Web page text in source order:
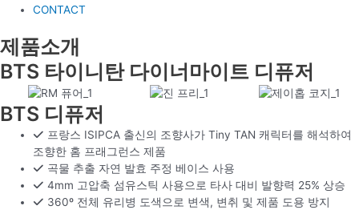
CONTACT
제품소개
BTS 타이니탄 다이너마이트 디퓨저
BTS 디퓨저
프랑스 ISIPCA 출신의 조향사가 Tiny TAN 캐릭터를 해석하여
조향한 홈 프래그런스 제품
곡물 추출 자연 발효 주정 베이스 사용
4mm 고압축 섬유스틱 사용으로 타사 대비 발향력 25% 상승
360º 전체 유리병 도색으로 변색, 변취 및 제품 도용 방지